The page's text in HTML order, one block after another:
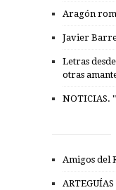
Aragón
Javier
Letras
otras
NOTICIAS.
Amigos del
ARTEGUÍAS